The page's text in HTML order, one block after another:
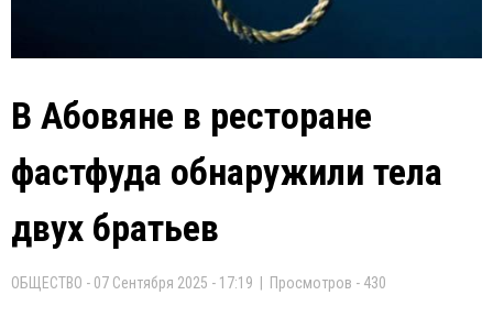
В Абовяне в ресторане
фастфуда обнаружили тела
двух братьев
ОБЩЕСТВО - 07 Сентября 2025 - 17:19 | Просмотров - 430